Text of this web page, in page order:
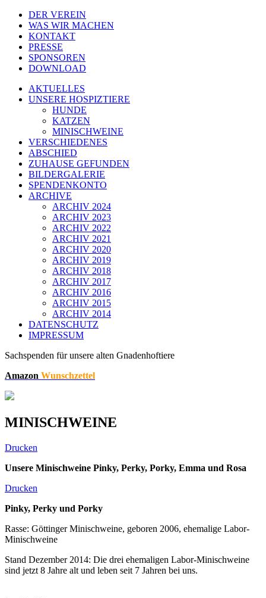
DER VEREIN
WAS WIR MACHEN
KONTAKT
PRESSE
SPONSOREN
DOWNLOAD
AKTUELLES
UNSERE HOSPIZTIERE
HUNDE
KATZEN
MINISCHWEINE
VERSCHIEDENES
ABSCHIED
ZUHAUSE GEFUNDEN
BILDERGALERIE
SPENDENKONTO
ARCHIVE
ARCHIV 2024
ARCHIV 2023
ARCHIV 2022
ARCHIV 2021
ARCHIV 2020
ARCHIV 2019
ARCHIV 2018
ARCHIV 2017
ARCHIV 2016
ARCHIV 2015
ARCHIV 2014
DATENSCHUTZ
IMPRESSUM
Sachspenden für unsere alten Gnadenhoftiere
Amazon Wunschzettel
MINISCHWEINE
Drucken
Unsere Minischweine Pinky, Perky, Porky, Emma und Rosa
Drucken
Pinky, Perky und Porky
Rasse: Göttinger Minischweine, geboren 2006, ehemalige Labor-
Minischweine
Stand Dezember 2014: Die drei ehemaligen Labor-Minischweine
sind jetzt 8 Jahre alt und leben seit 7 Jahren bei uns.